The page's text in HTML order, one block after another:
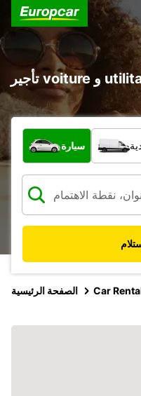
ما نوع المركبة؟
سيارة
الصفحة الرئيسية Car